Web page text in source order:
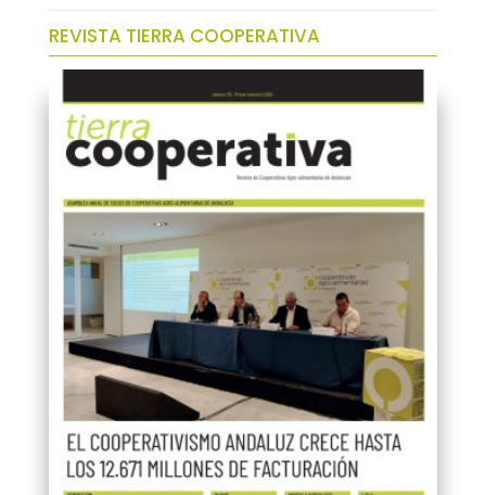
REVISTA TIERRA COOPERATIVA